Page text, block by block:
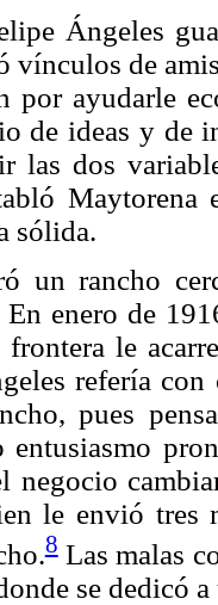
Ángeles
vínculos de
por ayudarle
de ideas y de
las dos
Maytorena
sólida.
un rancho
enero de
frontera le
refería
pues
entusiasmo
negocio
le envió tres
8Las malas
se dedicó